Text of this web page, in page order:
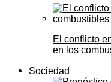
El conflicto
en los
Sociedad